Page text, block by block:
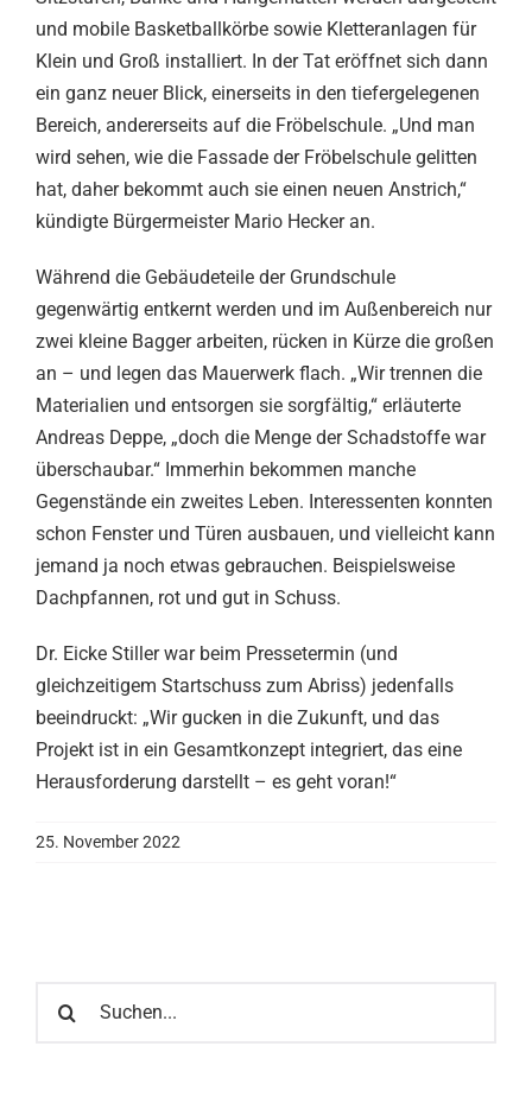
und mobile Basketballkörbe sowie Kletteranlagen für
Klein und Groß installiert. In der Tat eröffnet sich dann
ein ganz neuer Blick, einerseits in den tiefergelegenen
Bereich, andererseits auf die Fröbelschule. „Und man
wird sehen, wie die Fassade der Fröbelschule gelitten
hat, daher bekommt auch sie einen neuen Anstrich,“
kündigte Bürgermeister Mario Hecker an.
Während die Gebäudeteile der Grundschule
gegenwärtig entkernt werden und im Außenbereich nur
zwei kleine Bagger arbeiten, rücken in Kürze die großen
an – und legen das Mauerwerk flach. „Wir trennen die
Materialien und entsorgen sie sorgfältig,“ erläuterte
Andreas Deppe, „doch die Menge der Schadstoffe war
überschaubar.“ Immerhin bekommen manche
Gegenstände ein zweites Leben. Interessenten konnten
schon Fenster und Türen ausbauen, und vielleicht kann
jemand ja noch etwas gebrauchen. Beispielsweise
Dachpfannen, rot und gut in Schuss.
Dr. Eicke Stiller war beim Pressetermin (und
gleichzeitigem Startschuss zum Abriss) jedenfalls
beeindruckt: „Wir gucken in die Zukunft, und das
Projekt ist in ein Gesamtkonzept integriert, das eine
Herausforderung darstellt – es geht voran!“
25. November 2022
nach: